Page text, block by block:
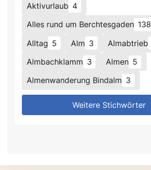
Aktivurlaub 4
Alles rund um Berchtesgaden 138
Alltag 5 Alm 3 Almabtrieb
Almbachklamm 3 Almen 5
Almenwanderung Bindalm 3
Weitere Stichwörter